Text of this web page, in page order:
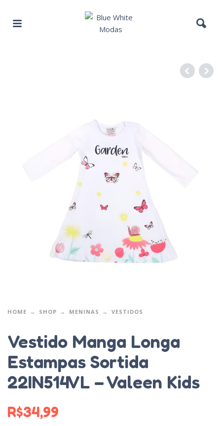
HOME SHOP MENINAS VESTIDOS
Vestido Manga Longa
Estampas Sortida
22IN514VL – Valeen Kids
R$34,99